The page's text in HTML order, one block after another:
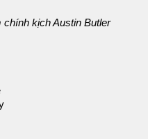
kịch Austin Butler